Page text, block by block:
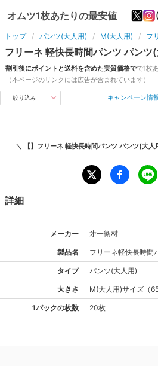
オムツ1枚あたりの最安値
トップ パンツ(大人用) M(大人用) フ
フリーネ 軽快長時間パンツ パンツ
割引後にポイントと送料を含めた実質価格でで1枚
（本ページのリンクには広告が含まれています）
絞り込み キャンペーン情
＼ 【】フリーネ 軽快長時間パンツ パンツ(大
詳細
メーカー 㐧一衛材
製品名 フリーネ軽快長時間
タイプ パンツ(大人用)
大きさ M(大人用)サイズ （
1パックの枚数 20枚